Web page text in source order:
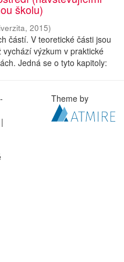
školu)
, 2015)
částí. V teoretické části jsou
výzkum v praktické
Jedná se o tyto kapitoly:
|
Theme by